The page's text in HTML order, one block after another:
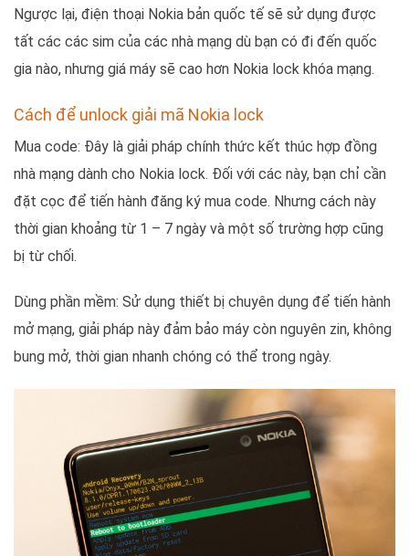
Ngược lại, điện thoại Nokia bản quốc tế sẽ sử dụng được
tất các các sim của các nhà mạng dù bạn có đi đến quốc
gia nào, nhưng giá máy sẽ cao hơn Nokia lock khóa mạng.
Cách để unlock giải mã Nokia lock
Mua code: Đây là giải pháp chính thức kết thúc hợp đồng
nhà mạng dành cho Nokia lock. Đối với các này, bạn chỉ cần
đặt cọc để tiến hành đăng ký mua code. Nhưng cách này
thời gian khoảng từ 1 – 7 ngày và một số trường hợp cũng
bị từ chối.
Dùng phần mềm: Sử dụng thiết bị chuyên dụng để tiến hành
mở mạng, giải pháp này đảm bảo máy còn nguyên zin, không
bung mở, thời gian nhanh chóng có thể trong ngày.